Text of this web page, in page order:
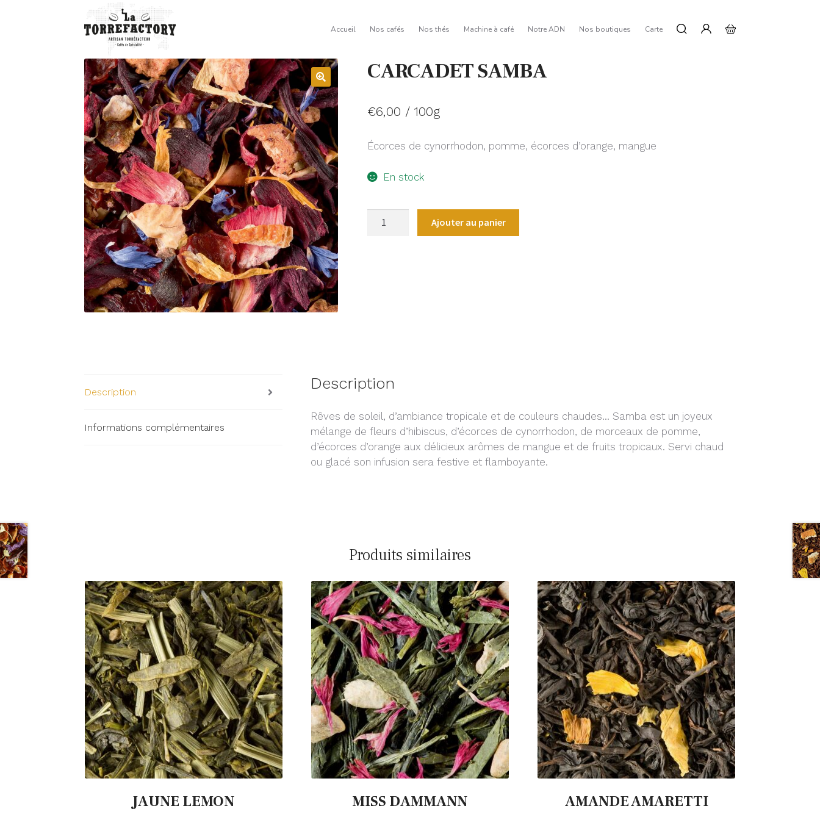
Accueil Nos cafés Nos thés Machine à café Notre ADN Nos boutiques Carte
CARCADET SAMBA
€6,00 / 100g
Écorces de cynorrhodon, pomme, écorces d’orange, mangue
En stock
Ajouter au panier
Description
Informations complémentaires
Description
Rêves de soleil, d’ambiance tropicale et de couleurs chaudes… Samba est un joyeux
mélange de fleurs d’hibiscus, d’écorces de cynorrhodon, de morceaux de pomme,
d’écorces d’orange aux délicieux arômes de mangue et de fruits tropicaux. Servi chaud
ou glacé son infusion sera festive et flamboyante.
Produits similaires
JAUNE LEMON MISS DAMMANN AMANDE AMARETTI